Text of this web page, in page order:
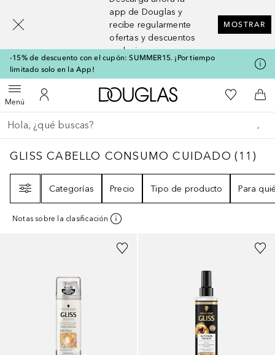
app de Douglas y
recibe regularmente
ofertas y descuentos
exclusivos
MOSTRAR
-15% de descuento con el cupón: SUMMER15. ¡Por tiempo
limitado solo en la App!
MenúAbrir menúMi cuenta
A Douglas HomeMi lista de
A
Regresar
Ejecutar búsqueda
GLISS CABELLO CONSUMO CUIDADO 11
GLISS CABELLO CONSUMO CUIDADO (11 )
Categorías
Precio Tipo de producto Para
Notas sobre la clasificación
[navigation.slideout.screenreader]